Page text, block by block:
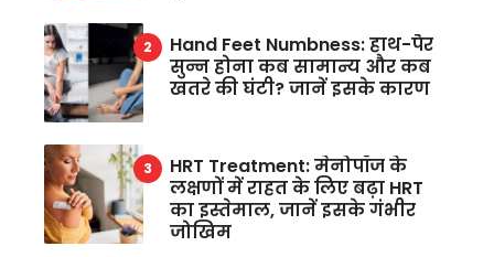
Hand Feet Numbness: हाथ-पैर
सुन्न होना कब सामान्य और कब
खतरे की घंटी? जानें इसके कारण
HRT Treatment: मेनोपॉज के
लक्षणों में राहत के लिए बढ़ा HRT
का इस्तेमाल, जानें इसके गंभीर
जोखिम